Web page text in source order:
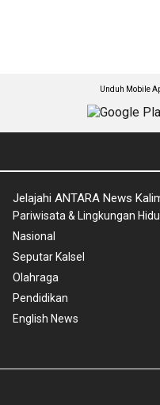
Unduh Mobile
Jelajahi ANTARA News
Pariwisata & Lingkungan
Nasional
Seputar Kalsel
Olahraga
Pendidikan
English News